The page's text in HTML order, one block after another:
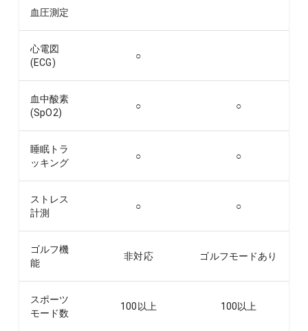
血圧測定
心電図
(ECG)
○
血中酸素
(SpO2)
○ ○
睡眠トラ
ッキング
○ ○
ストレス
計測
○ ○
ゴルフ機
能
非対応 ゴルフモードあり
スポーツ
モード数
100以上 100以上